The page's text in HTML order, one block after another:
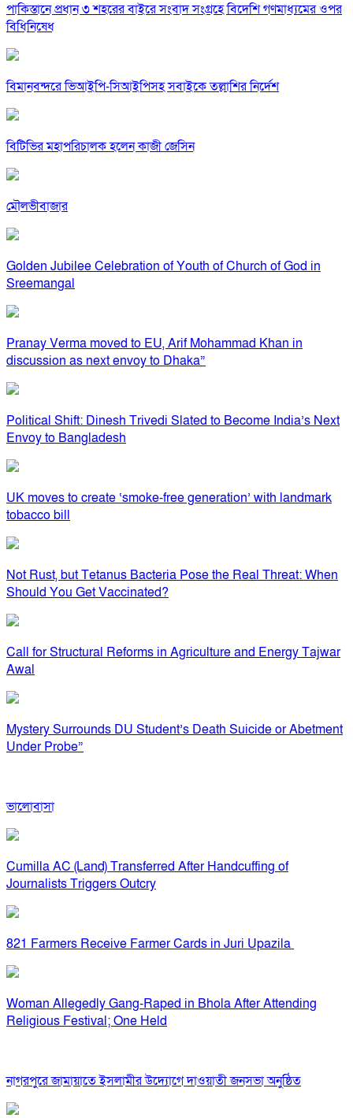
পাকিস্তানে প্রধান ৩ শহরের বাইরে সংবাদ সংগ্রহে বিদেশি গণমাধ্যমের ওপর
বিধিনিষেধ
বিমানবন্দরে ভিআইপি-সিআইপিসহ সবাইকে তল্লাশির নির্দেশ
বিটিভির মহাপরিচালক হলেন কাজী জেসিন
মৌলভীবাজার
Golden Jubilee Celebration of Youth of Church of God in
Sreemangal
Pranay Verma moved to EU, Arif Mohammad Khan in
discussion as next envoy to Dhaka”
Political Shift: Dinesh Trivedi Slated to Become India’s Next
Envoy to Bangladesh
UK moves to create ‘smoke-free generation’ with landmark
tobacco bill
Not Rust, but Tetanus Bacteria Pose the Real Threat: When
Should You Get Vaccinated?
Call for Structural Reforms in Agriculture and Energy Tajwar
Awal
Mystery Surrounds DU Student’s Death Suicide or Abetment
Under Probe”
ভালোবাসা
Cumilla AC (Land) Transferred After Handcuffing of
Journalists Triggers Outcry
821 Farmers Receive Farmer Cards in Juri Upazila
Woman Allegedly Gang-Raped in Bhola After Attending
Religious Festival; One Held
নাগরপুরে জামায়াতে ইসলামীর উদ্যোগে দাওয়াতী জনসভা অনুষ্ঠিত